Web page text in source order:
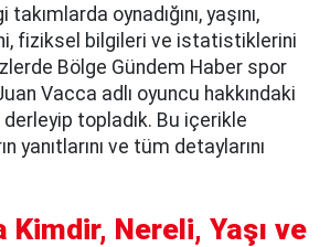
oynadığını, yaşını,
fiziksel bilgileri ve istatistiklerini
Bölge Gündem Haber spor
Vacca adlı oyuncu hakkındaki
topladık. Bu içerikle
yanıtlarını ve tüm detaylarını
Kimdir, Nereli, Yaşı ve